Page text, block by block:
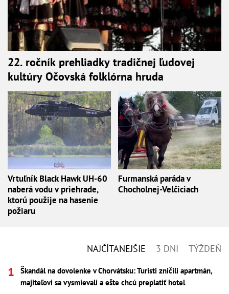
22. ročník prehliadky tradičnej ľudovej
kultúry Očovská folklórna hruda
Vrtuľník Black Hawk UH-60
naberá vodu v priehrade,
ktorú použije na hasenie
požiaru
Furmanská paráda v
Chocholnej-Velčiciach
NAJČÍTANEJŠIE 3 DNI TÝŽDEŇ
Škandál na dovolenke v Chorvátsku: Turisti zničili apartmán,
majiteľovi sa vysmievali a ešte chcú preplatiť hotel